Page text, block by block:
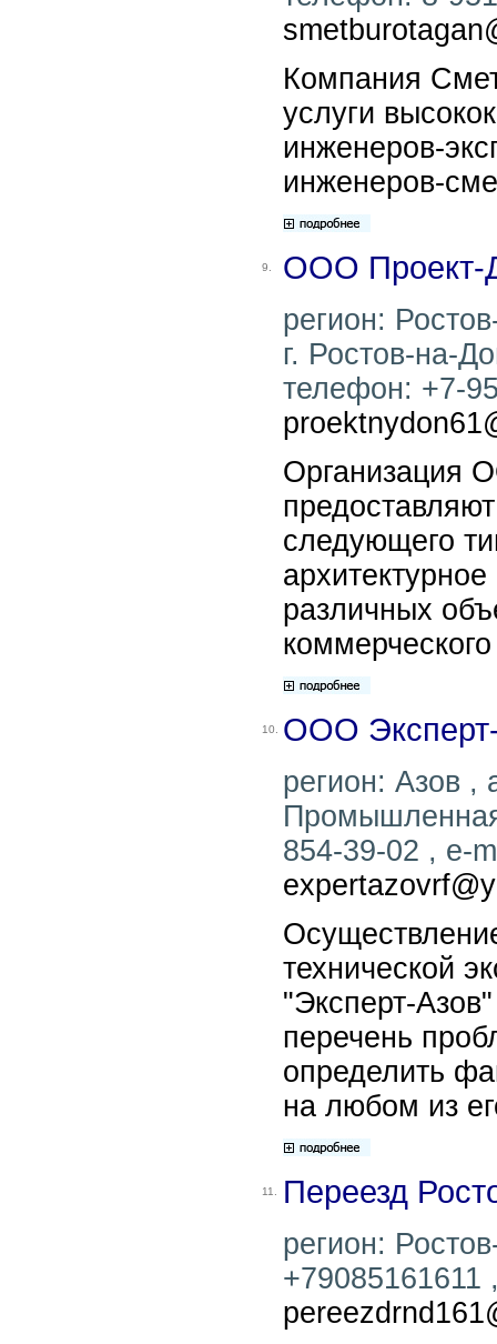
Компания
услуги
инженеров-
инженеров-
9. ООО Проект-
регион:
г. Ростов-на-
телефон: +7-
Организация
следующего
различных
10. ООО
регион: Азов ,
854-39-02 , e-
технической
"Эксперт-
перечень
определить
на любом из
11. Переезд
регион:
+79085161611